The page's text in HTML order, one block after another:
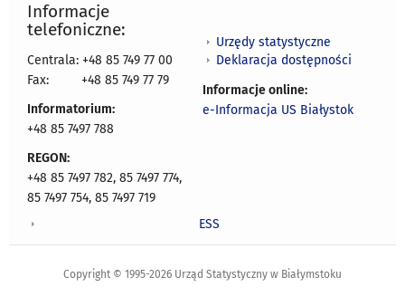
Informacje
telefoniczne:
Centrala: +48 85 749 77 00
Fax:
+48 85 749 77 79
Informatorium:
+48 85 7497 788
REGON:
+48 85 7497 782, 85 7497 774,
85 7497 754, 85 7497 719
Urzędy statystyczne
Deklaracja dostępności
Informacje online:
e-Informacja US Białystok
ESS
Copyright © 1995-2026 Urząd Statystyczny w Białymstoku